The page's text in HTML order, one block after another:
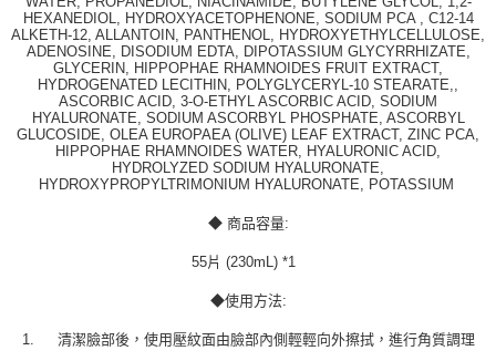
HEXANEDIOL, HYDROXYACETOPHENONE, SODIUM PCA , C12-14
ALKETH-12, ALLANTOIN, PANTHENOL, HYDROXYETHYLCELLULOSE,
ADENOSINE, DISODIUM EDTA, DIPOTASSIUM GLYCYRRHIZATE,
GLYCERIN, HIPPOPHAE RHAMNOIDES FRUIT EXTRACT,
HYDROGENATED LECITHIN, POLYGLYCERYL-10 STEARATE,,
ASCORBIC ACID, 3-O-ETHYL ASCORBIC ACID, SODIUM
HYALURONATE, SODIUM ASCORBYL PHOSPHATE, ASCORBYL
GLUCOSIDE, OLEA EUROPAEA (OLIVE) LEAF EXTRACT, ZINC PCA,
HIPPOPHAE RHAMNOIDES WATER, HYALURONIC ACID,
HYDROLYZED SODIUM HYALURONATE,
HYDROXYPROPYLTRIMONIUM HYALURONATE, POTASSIUM
◆ 商品容量:
55片 (230mL) *1
◆使用方法:
1. 清潔臉部後，使用壓紋面由臉部內側輕輕向外擦拭，進行角質調理